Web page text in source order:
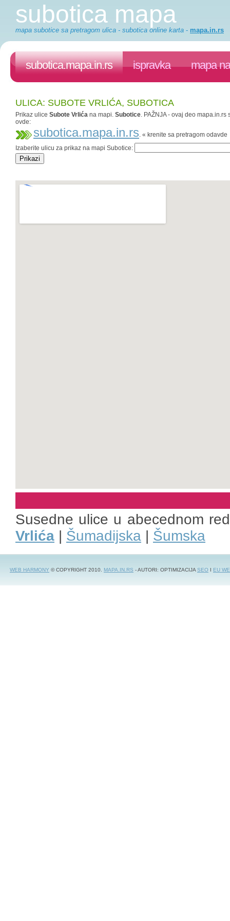
subotica mapa
mapa subotice sa pretragom ulica - subotica online karta - mapa.in.rs
subotica.mapa.in.rs ispravka mapa
ULICA: SUBOTE VRLIĆA, SUBOTICA
Prikaz uliceSubote Vrlića na mapi.Subotice. PAŽNJA - ovaj deo
ovde:
subotica.mapa.in.rs. « krenite sa pretragom odavde
Izaberite ulicu za prikaz na mapi Subotice:
Susedne ulice u abecednom
Vrlića | Šumadijska | Šumska
WEB HARMONY © COPYRIGHT 2010. MAPA.IN.RS - AUTORI: OPTIMIZACIJASEO I EU